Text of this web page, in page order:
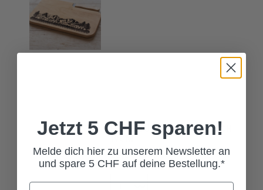
FRÜHSTÜCKSTELLER HIRSCH
20,00 CHF*
Jetzt 5 CHF sparen!
Melde dich hier zu unserem Newsletter an
und spare 5 CHF auf deine Bestellung.*